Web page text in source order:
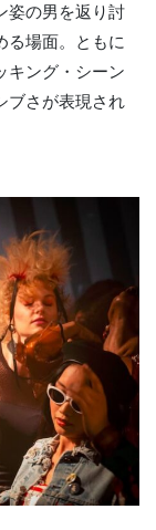
姿の男を返り討
る場面。ともに
キング・シーン
ブさが表現され